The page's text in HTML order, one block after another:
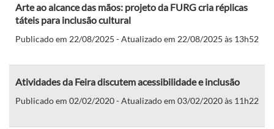
Arte ao alcance das mãos: projeto da FURG cria réplicas
táteis para inclusão cultural
Publicado em 22/08/2025 - Atualizado em 22/08/2025 às 13h52
Atividades da Feira discutem acessibilidade e inclusão
Publicado em 02/02/2020 - Atualizado em 03/02/2020 às 11h22